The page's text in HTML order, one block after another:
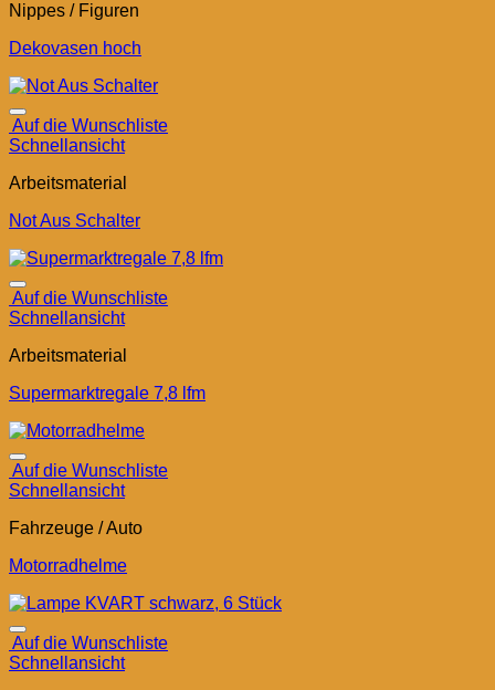
Nippes / Figuren
Dekovasen hoch
Auf die Wunschliste
Schnellansicht
Arbeitsmaterial
Not Aus Schalter
Auf die Wunschliste
Schnellansicht
Arbeitsmaterial
Supermarktregale 7,8 lfm
Auf die Wunschliste
Schnellansicht
Fahrzeuge / Auto
Motorradhelme
Auf die Wunschliste
Schnellansicht